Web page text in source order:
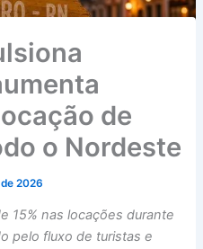
de
o Nordeste
2026
15% nas locações durante
pelo fluxo de turistas e